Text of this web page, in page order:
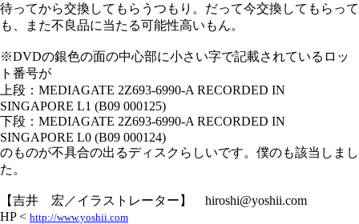
待ってから交換してもらうつもり。だって今交換してもらって
も、また不良品に当たる可能性高いもん。
※DVDの銀色の面の中心部に小さい字で記載されているロッ
ト番号が
上段：MEDIAGATE 2Z693-6990-A RECORDED IN
SINGAPORE L1 (B09 000125)
下段：MEDIAGATE 2Z693-6990-A RECORDED IN
SINGAPORE L0 (B09 000124)
のものが不具合の出るディスクらしいです。僕のも該当しまし
た。
【吉井 宏／イラストレーター】 hiroshi@yoshii.com
HP < http://www.yoshii.com